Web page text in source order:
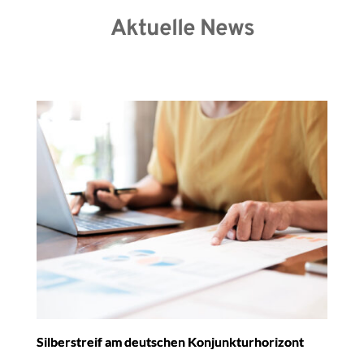
Aktuelle News
Silberstreif am deutschen Konjunkturhorizont